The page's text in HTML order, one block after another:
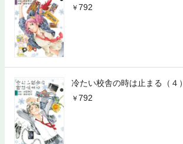
792
冷たい校舎の時は止まる（４）
792